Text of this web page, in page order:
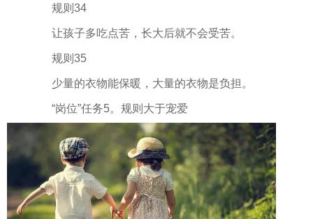
规则34
让孩子多吃点苦，长大后就不会受苦。
规则35
少量的衣物能保暖，大量的衣物是负担。
“岗位”任务5。规则大于宠爱